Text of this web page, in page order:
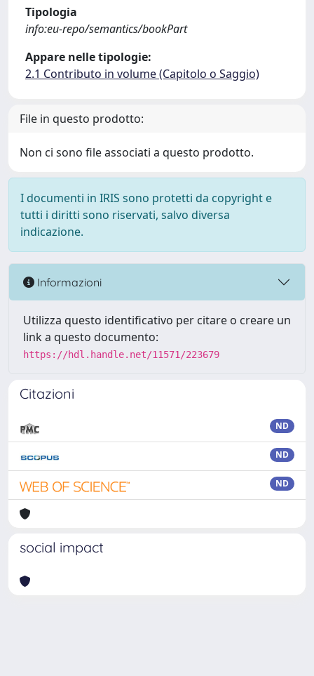
Tipologia
info:eu-repo/semantics/bookPart
Appare nelle tipologie:
2.1 Contributo in volume (Capitolo o Saggio)
File in questo prodotto:
Non ci sono file associati a questo prodotto.
I documenti in IRIS sono protetti da copyright e
tutti i diritti sono riservati, salvo diversa
indicazione.
Informazioni
Utilizza questo identificativo per citare o creare un
link a questo documento:
https://hdl.handle.net/11571/223679
Citazioni
ND
ND
ND
social impact